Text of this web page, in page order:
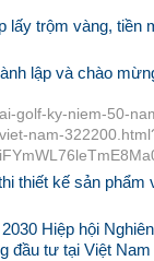
lấy trộm vàng, tiền
lập và chào
golf-ky-niem-50-
nam-
thiết kế sản phẩm
Hiệp hội
đầu tư tại Việt Nam